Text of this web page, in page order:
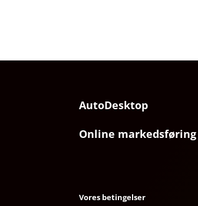
AutoDesktop
Online markedsføring
Vores betingelser